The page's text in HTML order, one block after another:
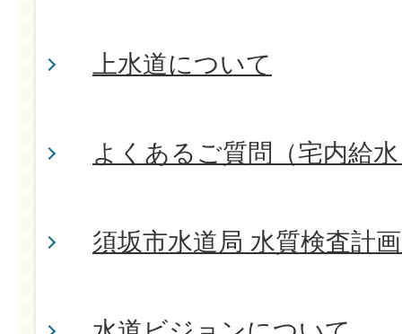
上水道について
よくあるご質問（宅内給
須坂市水道局 水質検査計